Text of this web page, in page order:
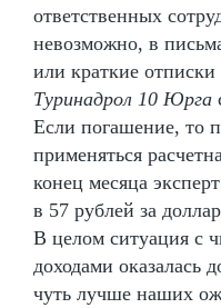
ответственных
невозможно, в
или краткие
Туринадрол 10 Юрга
Если погашение, то
применяться
конец месяца
в 57 рублей за
В целом ситуация с
доходами оказалась
чуть лучше наших